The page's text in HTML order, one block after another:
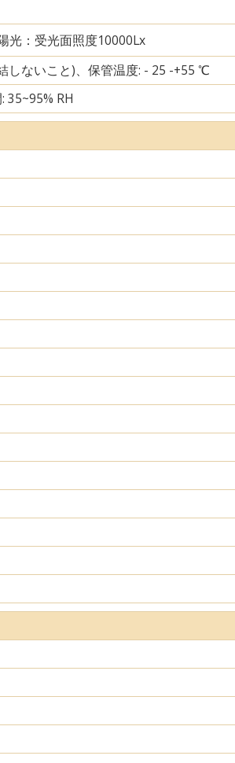
光：受光面照度10000Lx
しないこと)、保管温度: - 25 -+55 ℃
35~95% RH